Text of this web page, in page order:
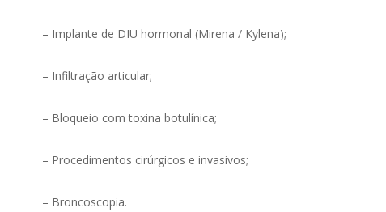
– Implante de DIU hormonal (Mirena / Kylena);
– Infiltração articular;
– Bloqueio com toxina botulínica;
– Procedimentos cirúrgicos e invasivos;
– Broncoscopia.